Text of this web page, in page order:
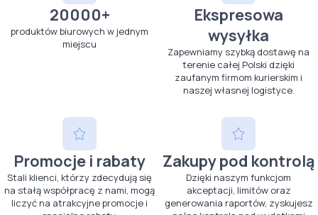
20000+
produktów biurowych w jednym
miejscu
Ekspresowa
wysyłka
Zapewniamy szybką dostawę na
terenie całej Polski dzięki
zaufanym firmom kurierskim i
naszej własnej logistyce.
Promocje i rabaty
Stali klienci, którzy zdecydują się
na stałą współpracę z nami, mogą
liczyć na atrakcyjne promocje i
Zakupy pod kontrolą
Dzięki naszym funkcjom
akceptacji, limitów oraz
generowania raportów, zyskujesz